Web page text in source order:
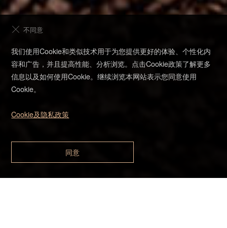
预约试驾
不同意
我们使用Cookie和类似技术用于为您提供更好的体验、个性化内
容和广告，并且提高性能、分析浏览。点击Cookie政策了解更多
信息以及如何使用Cookie。继续浏览本网站表示您同意使用
Cookie。
Cookie及隐私政策
同意